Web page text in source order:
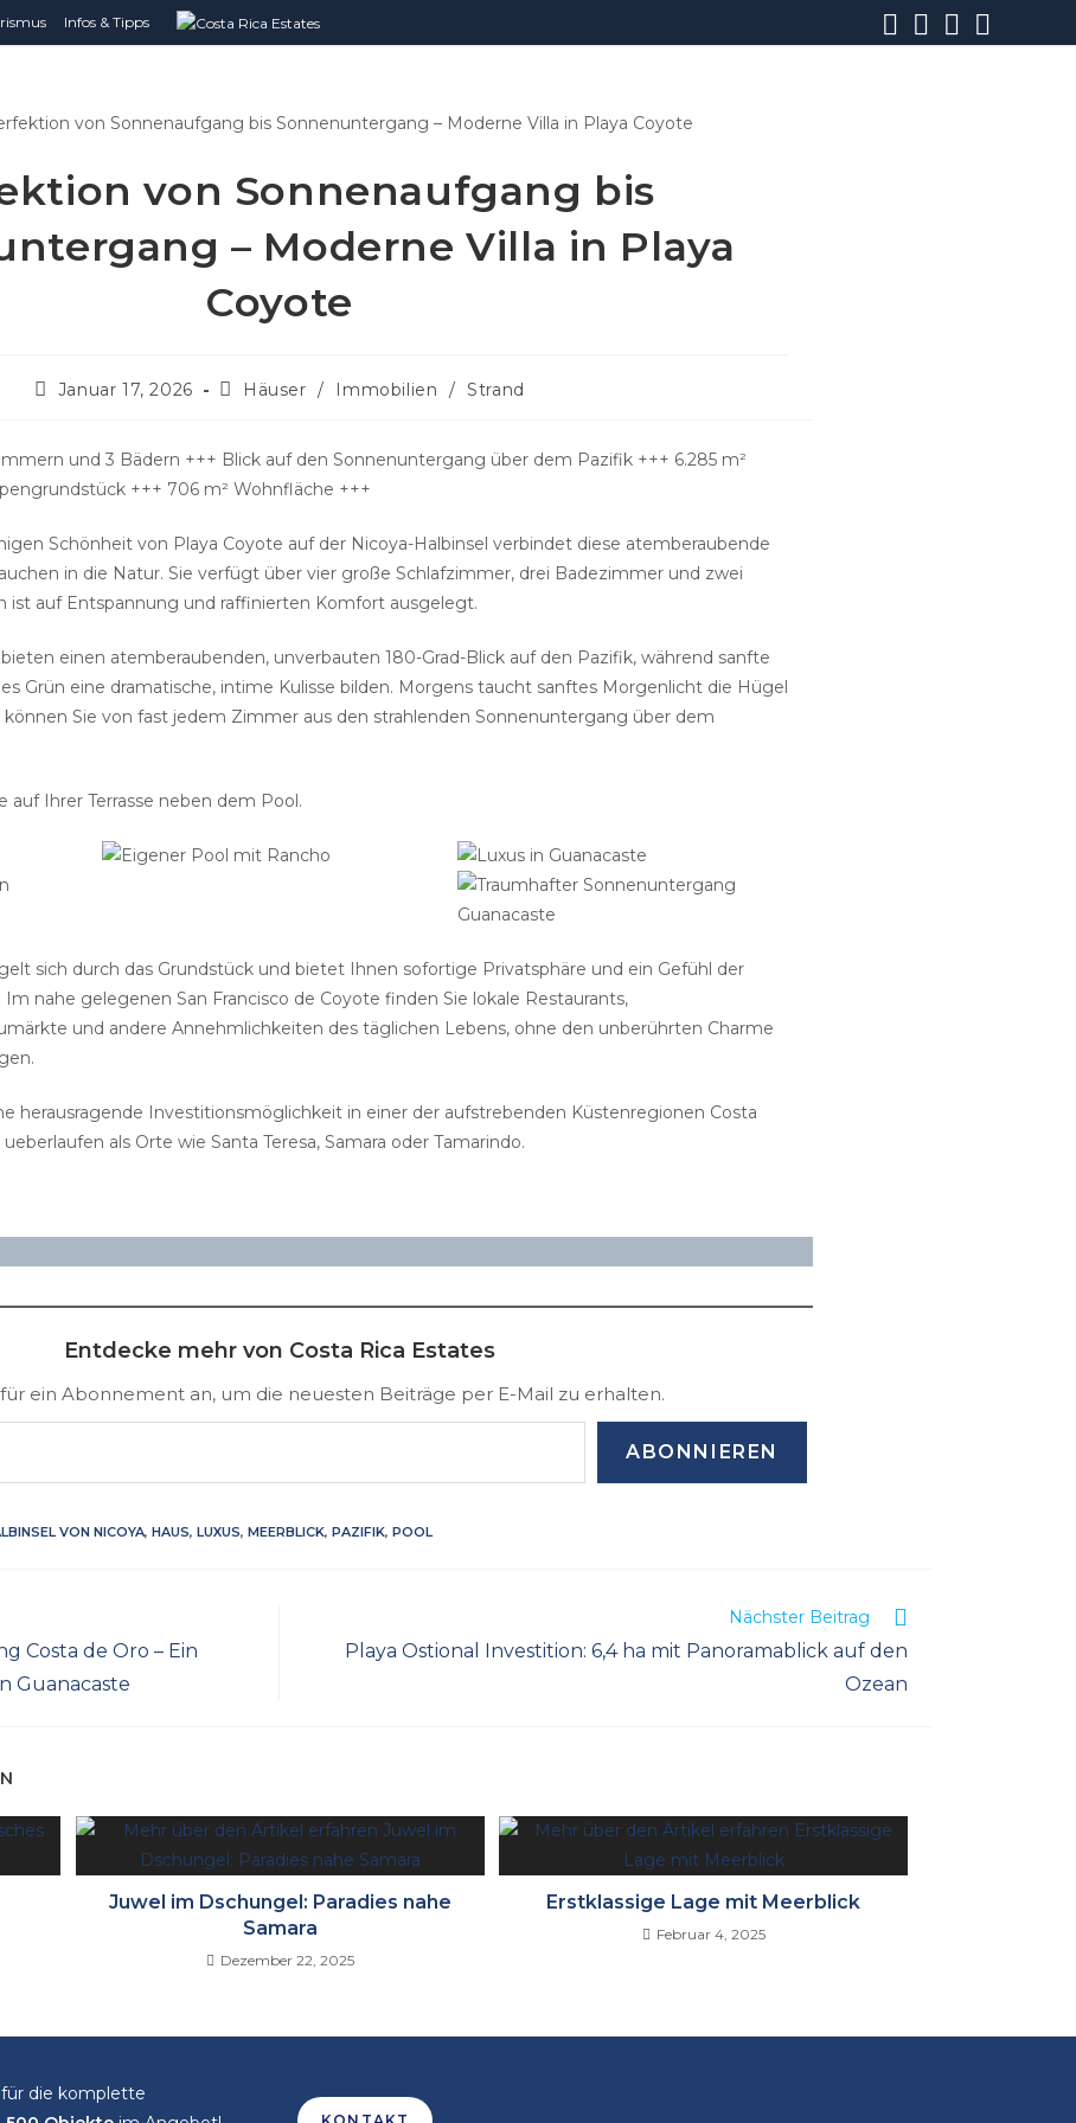
Infos & Tipps
von Sonnenaufgang bis
– Moderne Villa in Playa
Coyote
Beitrag
Januar 17, 2026
Beitrags-
Häuser / Immobilien / Strand
und 3 Bädern +++ Blick auf den Sonnenuntergang über dem Pazifik +++ 6.285 m²
+++ 706 m² Wohnfläche +++
Schönheit von Playa Coyote auf der Nicoya-Halbinsel verbindet diese atemberaubende
in die Natur. Sie verfügt über vier große Schlafzimmer, drei Badezimmer und zwei
ist auf Entspannung und raffinierten Komfort ausgelegt.
einen atemberaubenden, unverbauten 180-Grad-Blick auf den Pazifik, während sanfte
Grün eine dramatische, intime Kulisse bilden. Morgens taucht sanftes Morgenlicht die Hügel
können Sie von fast jedem Zimmer aus den strahlenden Sonnenuntergang über dem
auf Ihrer Terrasse neben dem Pool.
sich durch das Grundstück und bietet Ihnen sofortige Privatsphäre und ein Gefühl der
nahe gelegenen San Francisco de Coyote finden Sie lokale Restaurants,
und andere Annehmlichkeiten des täglichen Lebens, ohne den unberührten Charme
herausragende Investitionsmöglichkeit in einer der aufstrebenden Küstenregionen Costa
als Orte wie Santa Teresa, Samara oder Tamarindo.
Entdecke mehr von Costa Rica Estates
ein Abonnement an, um die neuesten Beiträge per E-Mail zu erhalten.
ABONNIEREN
VON NICOYA, HAUS, LUXUS, MEERBLICK, PAZIFIK, POOL
Costa de Oro – Ein
Guanacaste
Nächster Beitrag
Playa Ostional Investition: ​​6,4 ha mit Panoramablick auf den
Ozean
Juwel im Dschungel: Paradies nahe
Samara
Dezember 22, 2025
Erstklassige Lage mit Meerblick
Februar 4, 2025
für die komplette